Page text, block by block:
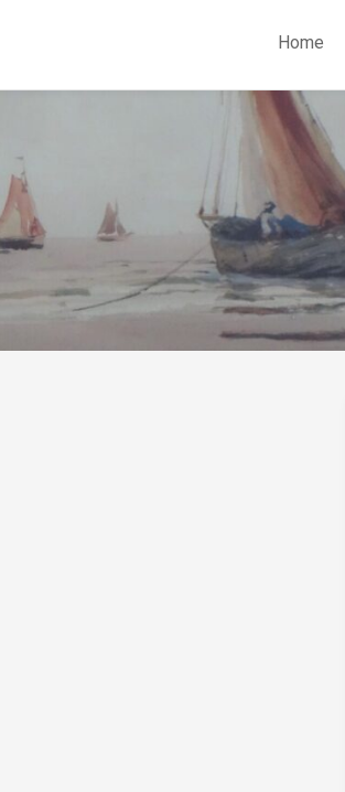
Home